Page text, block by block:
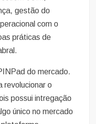
gestão do
com o
práticas de
do mercado.
revolucionar o
possui intregação
único no mercado